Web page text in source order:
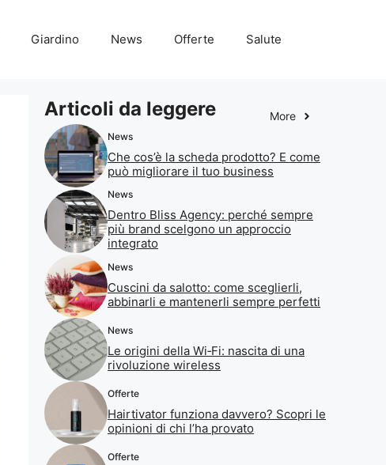
Giardino News Offerte Salute
Articoli da leggere More
News
Che cos’è la scheda prodotto? E come
può migliorare il tuo business
News
Dentro Bliss Agency: perché sempre
più brand scelgono un approccio
integrato
News
Cuscini da salotto: come sceglierli,
abbinarli e mantenerli sempre perfetti
News
Le origini della Wi‑Fi: nascita di una
rivoluzione wireless
Offerte
Hairtivator funziona davvero? Scopri le
opinioni di chi l’ha provato
Offerte